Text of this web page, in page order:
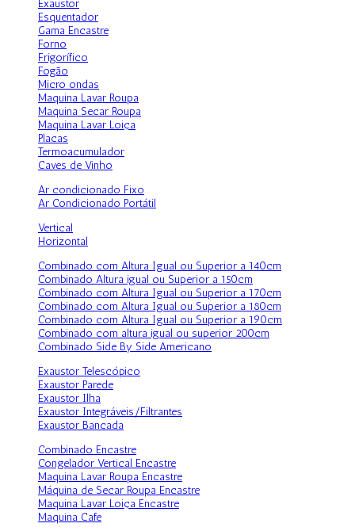
Exaustor
Esquentador
Gama Encastre
Forno
Frigorífico
Fogão
Micro ondas
Maquina Lavar Roupa
Maquina Secar Roupa
Maquina Lavar Loiça
Placas
Termoacumulador
Caves de Vinho
Ar condicionado Fixo
Ar Condicionado Portátil
Vertical
Horizontal
Combinado com Altura Igual ou Superior a 140cm
Combinado Altura igual ou Superior a 150cm
Combinado com Altura Igual ou Superior a 170cm
Combinado com Altura Igual ou Superior a 180cm
Combinado com Altura Igual ou Superior a 190cm
Combinado com altura igual ou superior 200cm
Combinado Side By Side Americano
Exaustor Telescópico
Exaustor Parede
Exaustor Ilha
Exaustor Integráveis/Filtrantes
Exaustor Bancada
Combinado Encastre
Congelador Vertical Encastre
Maquina Lavar Roupa Encastre
Máquina de Secar Roupa Encastre
Maquina Lavar Loiça Encastre
Maquina Cafe